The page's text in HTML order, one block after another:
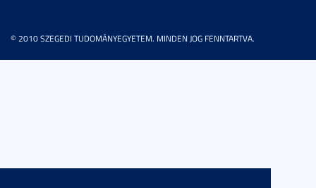
© 2010 SZEGEDI TUDOMÁNYEGYETEM. MINDEN JOG FENNTARTVA.